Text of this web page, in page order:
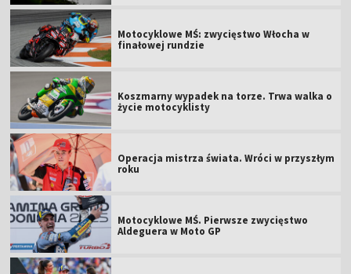
Motocyklowe MŚ: zwycięstwo Włocha w
finałowej rundzie
Koszmarny wypadek na torze. Trwa walka o
życie motocyklisty
Operacja mistrza świata. Wróci w przyszłym
roku
Motocyklowe MŚ. Pierwsze zwycięstwo
Aldeguera w Moto GP